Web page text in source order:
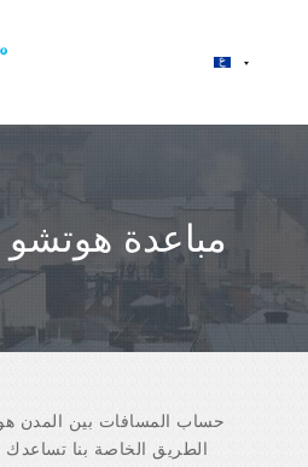
مباعدة
حساب المسافات بين المدن
الطريق الخاصة بنا